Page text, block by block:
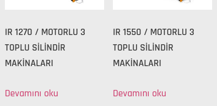
IR 1270 / MOTORLU 3
TOPLU SİLİNDİR
MAKİNALARI
Devamını oku
IR 1550 / MOTORLU 3
TOPLU SİLİNDİR
MAKİNALARI
Devamını oku